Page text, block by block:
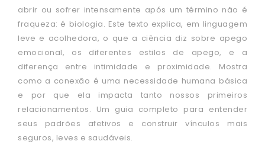
abrir ou sofrer intensamente após um término não é
fraqueza: é biologia. Este texto explica, em linguagem
leve e acolhedora, o que a ciência diz sobre apego
emocional, os diferentes estilos de apego, e a
diferença entre intimidade e proximidade. Mostra
como a conexão é uma necessidade humana básica
e por que ela impacta tanto nossos primeiros
relacionamentos. Um guia completo para entender
seus padrões afetivos e construir vínculos mais
seguros, leves e saudáveis.